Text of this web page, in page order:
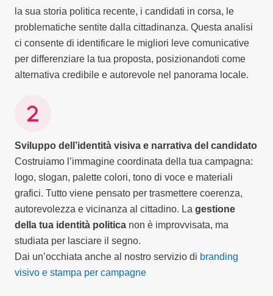
la sua storia politica recente, i candidati in corsa, le
problematiche sentite dalla cittadinanza. Questa analisi
ci consente di identificare le migliori leve comunicative
per differenziare la tua proposta, posizionandoti come
alternativa credibile e autorevole nel panorama locale.
Sviluppo dell’identità visiva e narrativa del candidato
Costruiamo l’immagine coordinata della tua campagna:
logo, slogan, palette colori, tono di voce e materiali
grafici. Tutto viene pensato per trasmettere coerenza,
autorevolezza e vicinanza al cittadino. La gestione
della tua identità politica non è improvvisata, ma
studiata per lasciare il segno.
Dai un’occhiata anche al nostro servizio di branding
visivo e stampa per campagne